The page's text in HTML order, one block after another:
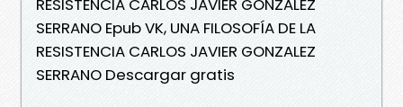
RESISTENCIA CARLOS JAVIER GONZALEZ
SERRANO Epub VK, UNA FILOSOFÍA DE LA
RESISTENCIA CARLOS JAVIER GONZALEZ
SERRANO Descargar gratis